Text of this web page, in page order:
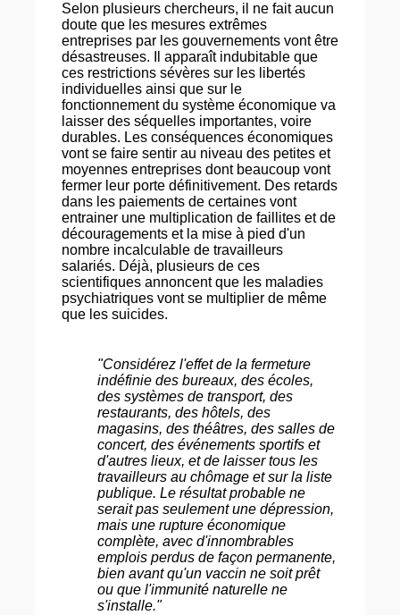
Selon plusieurs chercheurs, il ne fait aucun
doute que les mesures extrêmes
entreprises par les gouvernements vont être
désastreuses. Il apparaît indubitable que
ces restrictions sévères sur les libertés
individuelles ainsi que sur le
fonctionnement du système économique va
laisser des séquelles importantes, voire
durables. Les conséquences économiques
vont se faire sentir au niveau des petites et
moyennes entreprises dont beaucoup vont
fermer leur porte définitivement. Des retards
dans les paiements de certaines vont
entrainer une multiplication de faillites et de
découragements et la mise à pied d'un
nombre incalculable de travailleurs
salariés. Déjà, plusieurs de ces
scientifiques annoncent que les maladies
psychiatriques vont se multiplier de même
que les suicides.
"Considérez l'effet de la fermeture
indéfinie des bureaux, des écoles,
des systèmes de transport, des
restaurants, des hôtels, des
magasins, des théâtres, des salles de
concert, des événements sportifs et
d'autres lieux, et de laisser tous les
travailleurs au chômage et sur la liste
publique. Le résultat probable ne
serait pas seulement une dépression,
mais une rupture économique
complète, avec d'innombrables
emplois perdus de façon permanente,
bien avant qu'un vaccin ne soit prêt
ou que l'immunité naturelle ne
s'installe."